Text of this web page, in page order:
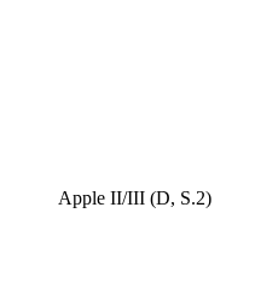
Apple II/III (D, S.2)